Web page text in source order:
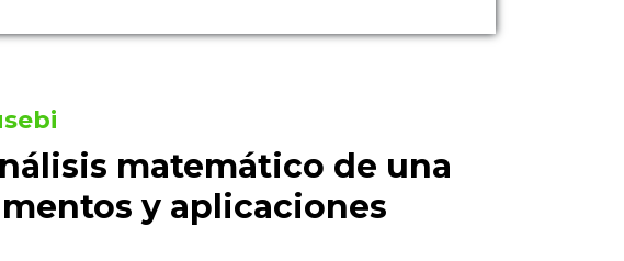
matemático de una
y aplicaciones